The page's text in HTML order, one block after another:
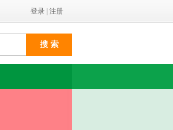
登录 注册